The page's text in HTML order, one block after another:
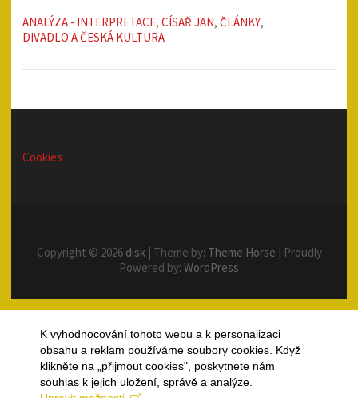
ANALÝZA - INTERPRETACE, CÍSAŘ JAN, ČLÁNKY,
DIVADLO A ČESKÁ KULTURA
Cookies
Copyright © 2026 disk| Theme by: Theme Horse | Proudly
Powered by: WordPress
K vyhodnocování tohoto webu a k personalizaci
obsahu a reklam používáme soubory cookies. Když
klikněte na „přijmout cookies", poskytnete nám
souhlas k jejich uložení, správě a analýze.